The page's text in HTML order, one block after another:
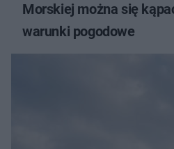
Morskiej można się
warunki pogodowe